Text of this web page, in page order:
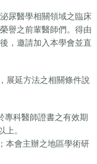
尿醫學相關領域之臨床
譽之前輩醫師們。得由
，邀請加入本學會並直
展延方法之相關條件說
專科醫師證書之有效期
。
本會主辦之地區學術研